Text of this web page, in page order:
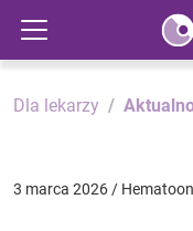
Dla lekarzy
3 marca 2026 /